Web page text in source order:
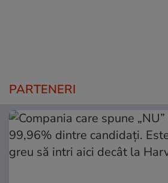
PARTENERI